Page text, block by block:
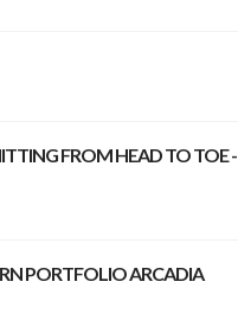
FROM HEAD TO TOE -
PORTFOLIO ARCADIA